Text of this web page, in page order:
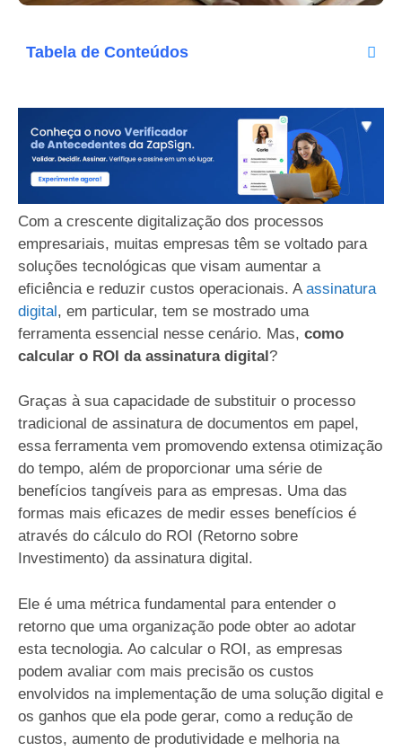
Tabela de Conteúdos
Com a crescente digitalização dos processos
empresariais, muitas empresas têm se voltado para
soluções tecnológicas que visam aumentar a
eficiência e reduzir custos operacionais. A assinatura
digital, em particular, tem se mostrado uma
ferramenta essencial nesse cenário. Mas, como
calcular o ROI da assinatura digital?
Graças à sua capacidade de substituir o processo
tradicional de assinatura de documentos em papel,
essa ferramenta vem promovendo extensa otimização
do tempo, além de proporcionar uma série de
benefícios tangíveis para as empresas. Uma das
formas mais eficazes de medir esses benefícios é
através do cálculo do ROI (Retorno sobre
Investimento) da assinatura digital.
Ele é uma métrica fundamental para entender o
retorno que uma organização pode obter ao adotar
esta tecnologia. Ao calcular o ROI, as empresas
podem avaliar com mais precisão os custos
envolvidos na implementação de uma solução digital e
os ganhos que ela pode gerar, como a redução de
custos, aumento de produtividade e melhoria na